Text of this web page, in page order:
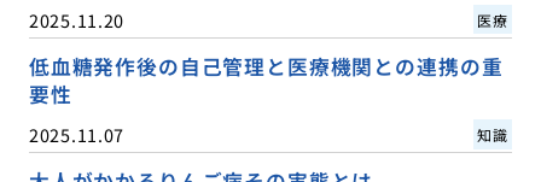
2025.11.20 医療
低血糖発作後の自己管理と医療機関との連携の重
要性
2025.11.07 知識